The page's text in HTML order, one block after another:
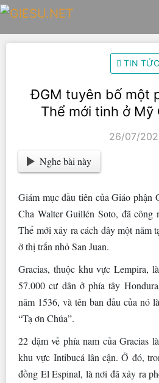
Skip
content
TIN TỨC
ĐGM tuyên bố một
Thể mới tinh ở Mỹ
26/07/
Nghe bài này
Giám mục đầu tiên của Giáo phận
Cha Walter Guillén Soto, đã công
Thể mới xảy ra cách đây một năm
ở thị trấn nhỏ San Juan.
Gracias, thuộc khu vực Lempira,
57.000 cư dân ở phía tây
năm 1536, và tên ban đầu của nó
“Tạ ơn Chúa”.
22 dặm về phía nam của Gracias
khu vực Intibucá lân cận. Ở đó,
đồng El Espinal, là nơi đã xảy ra